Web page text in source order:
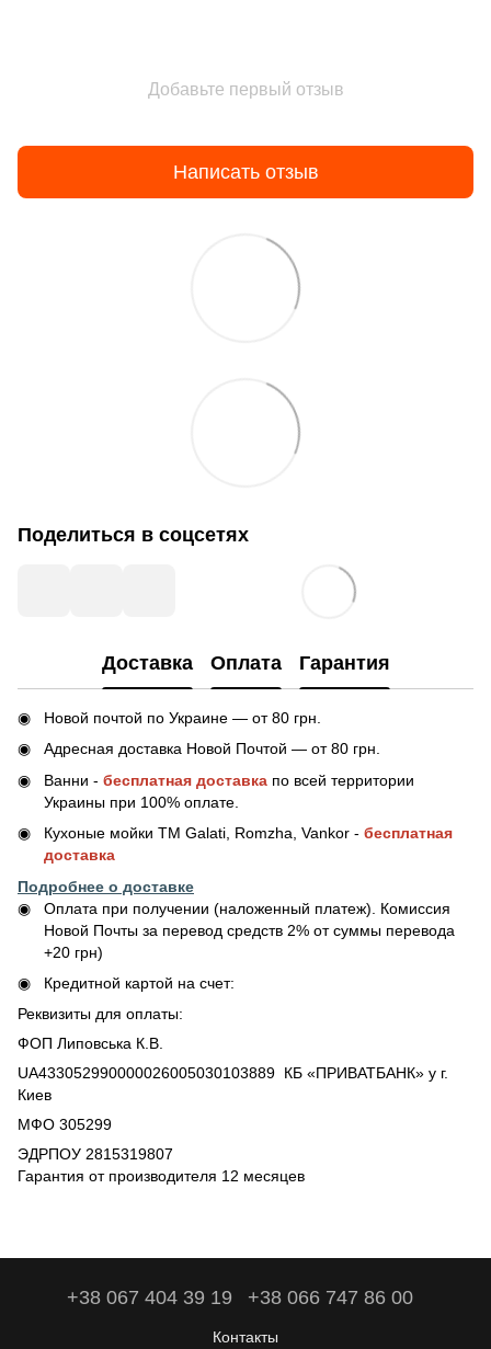
Добавьте первый отзыв
Написать отзыв
Поделиться в соцсетях
Доставка Оплата Гарантия
Новой почтой по Украине — от 80 грн.
Адресная доставка Новой Почтой — от 80 грн.
Ванни - бесплатная доставка по всей территории
Украины при 100% оплате.
Кухоные мойки ТМ Galati, Romzha, Vankor - бесплатная
доставка
Подробнее о доставке
Оплата при получении (наложенный платеж). Комиссия
Новой Почты за перевод средств 2% от суммы перевода
+20 грн)
Кредитной картой на счет:
Реквизиты для оплаты:
ФОП Липовська К.В.
UA433052990000026005030103889 КБ «ПРИВАТБАНК» у г.
Киев
МФО 305299
ЭДРПОУ 2815319807
Гарантия от производителя 12 месяцев
+38 067 404 39 19 +38 066 747 86 00
Контакты